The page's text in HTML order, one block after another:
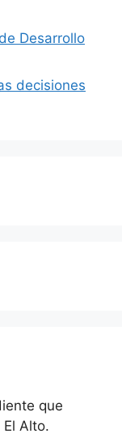
Desarrollo
decisiones
que
Alto.